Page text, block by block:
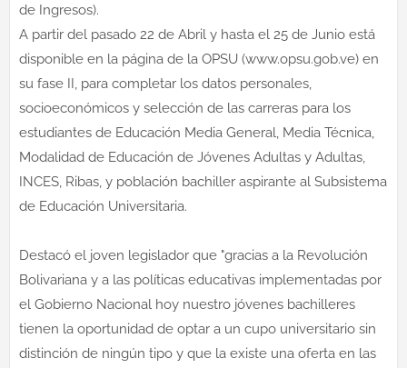
de Ingresos).
A partir del pasado 22 de Abril y hasta el 25 de Junio está
disponible en la página de la OPSU (www.opsu.gob.ve) en
su fase II, para completar los datos personales,
socioeconómicos y selección de las carreras para los
estudiantes de Educación Media General, Media Técnica,
Modalidad de Educación de Jóvenes Adultas y Adultas,
INCES, Ribas, y población bachiller aspirante al Subsistema
de Educación Universitaria.
Destacó el joven legislador que "gracias a la Revolución
Bolivariana y a las políticas educativas implementadas por
el Gobierno Nacional hoy nuestro jóvenes bachilleres
tienen la oportunidad de optar a un cupo universitario sin
distinción de ningún tipo y que la existe una oferta en las